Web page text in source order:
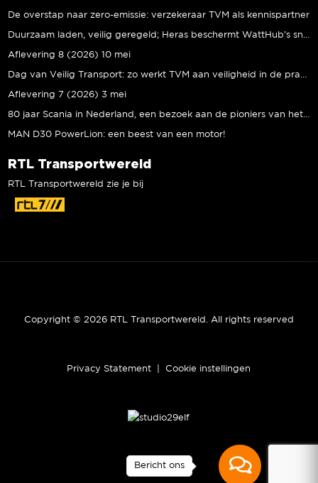
Bericht ons
De overstap naar zero-emissie: verzekeraar TVM als kennispartner
Aflevering 8 (2026) 10 mei
Aflevering 7 (2026) 3 mei
MAN D30 PowerLion: een beest van een motor!
RTL Transportwereld
RTL Transportwereld zie je bij
Copyright © 2026 RTL Transportwereld. All rights reserved
Privacy Statement Cookie instellingen